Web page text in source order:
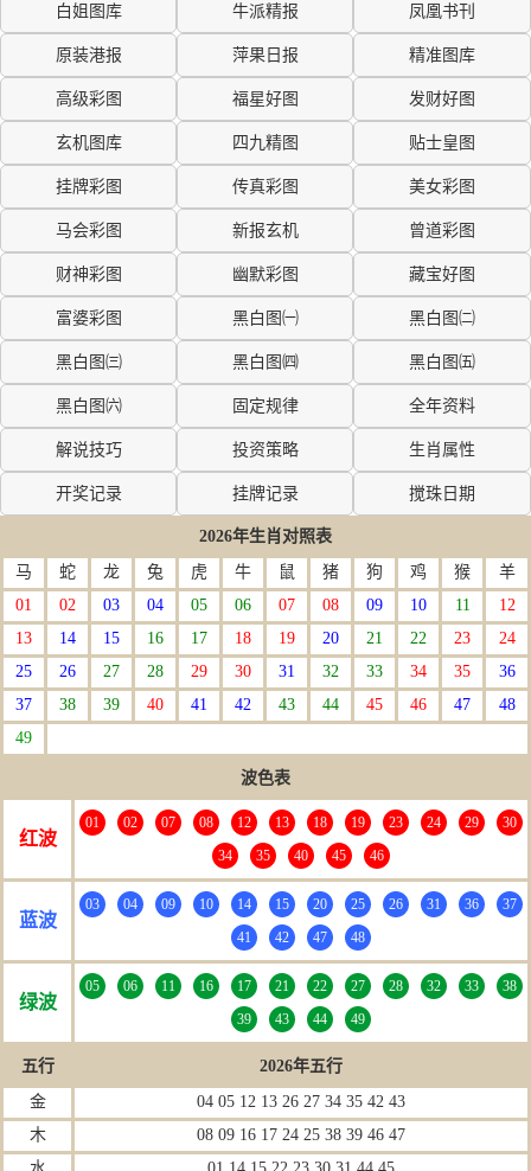
白姐图库 牛派精报 凤凰书刊
原装港报 萍果日报 精准图库
高级彩图 福星好图 发财好图
玄机图库 四九精图 贴士皇图
挂牌彩图 传真彩图 美女彩图
马会彩图 新报玄机 曾道彩图
财神彩图 幽默彩图 藏宝好图
富婆彩图 黑白图㈠ 黑白图㈡
黑白图㈢ 黑白图㈣ 黑白图㈤
黑白图㈥ 固定规律 全年资料
解说技巧 投资策略 生肖属性
开奖记录 挂牌记录 搅珠日期
2026年生肖对照表
马
蛇 龙 兔 虎 牛 鼠 猪 狗 鸡 猴
羊
01
02 03 04 05 06 07 08 09 10 11
12
13
14 15 16 17 18 19 20 21 22 23
24
25
26 27 28 29 30 31 32 33 34 35
36
37
38 39 40 41 42 43 44 45 46 47
48
49
波色表
红波
01 02 07 08 12 13 18 19 23 24 29
30
34
35 40 45 46
蓝波
03 04 09 10 14 15 20 25 26 31 36
37
41
42 47 48
绿波
05 06 11 16 17 21 22 27 28 32 33
38
39
43 44 49
五行
2026年五行
金
04 05 12 13 26 27 34 35 42 43
木
08 09 16 17 24 25 38 39 46 47